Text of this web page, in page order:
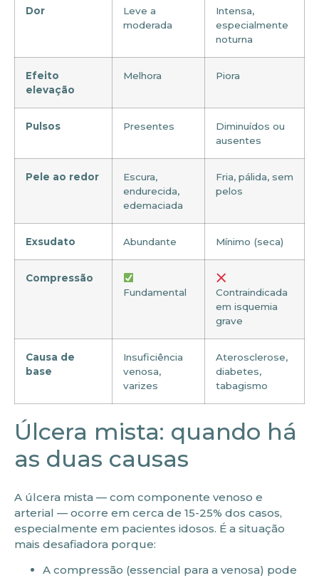
Dor
Leve a
moderada
Intensa,
especialmente
noturna
Efeito
elevação
Melhora Piora
Pulsos Presentes
Diminuídos ou
ausentes
Pele ao redor
Escura,
endurecida,
edemaciada
Fria, pálida, sem
pelos
Exsudato Abundante Mínimo (seca)
Compressão
Fundamental
Contraindicada
em isquemia
grave
Causa de
base
Insuficiência
venosa,
varizes
Aterosclerose,
diabetes,
tabagismo
Úlcera mista: quando há
as duas causas
A úlcera mista — com componente venoso e
arterial — ocorre em cerca de 15-25% dos casos,
especialmente em pacientes idosos. É a situação
mais desafiadora porque:
A compressão (essencial para a venosa) pode